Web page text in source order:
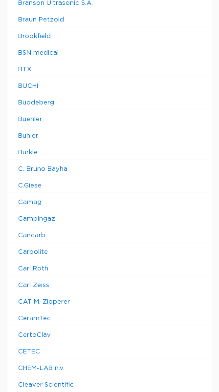
Branson Ultrasonic S.A.
Braun Petzold
Brookfield
BSN medical
BTX
BUCHI
Buddeberg
Buehler
Buhler
Burkle
C. Bruno Bayha
C.Giese
Camag
Campingaz
Cancarb
Carbolite
Carl Roth
Carl Zeiss
CAT M. Zipperer
CeramTec
CertoClav
CETEC
CHEM-LAB n.v.
Cleaver Scientific